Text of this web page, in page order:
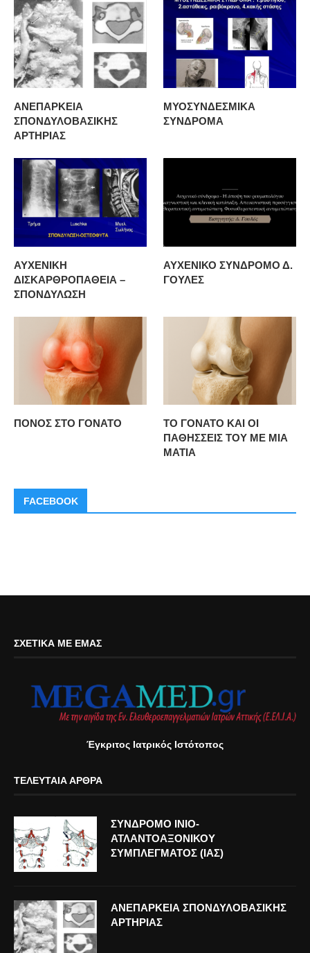
ΑΝΕΠΑΡΚΕΙΑ
ΣΠΟΝΔΥΛΟΒΑΣΙΚΗΣ
ΑΡΤΗΡΙΑΣ
ΜΥΟΣΥΝΔΕΣΜΙΚΑ
ΣΥΝΔΡΟΜΑ
ΑΥΧΕΝΙΚΗ
ΔΙΣΚΑΡΘΡΟΠΑΘΕΙΑ –
ΣΠΟΝΔΥΛΩΣΗ
ΑΥΧΕΝΙΚΟ ΣΥΝΔΡΟΜΟ Δ.
ΓΟΥΛΕΣ
ΠΟΝΟΣ ΣΤΟ ΓΟΝΑΤΟ
ΤΟ ΓΟΝΑΤΟ ΚΑΙ ΟΙ
ΠΑΘΗΣΣΕΙΣ ΤΟΥ ΜΕ ΜΙΑ
ΜΑΤΙΑ
FACEBOOK
ΣΧΕΤΙΚΆ ΜΕ ΕΜΆΣ
Έγκριτος Ιατρικός Ιστότοπος
ΤΕΛΕΥΤΑΊΑ ΆΡΘΡΑ
ΣΥΝΔΡΟΜΟ ΙΝΙΟ-
ΑΤΛΑΝΤΟΑΞΟΝΙΚΟΥ
ΣΥΜΠΛΕΓΜΑΤΟΣ (ΙΑΣ)
ΑΝΕΠΑΡΚΕΙΑ ΣΠΟΝΔΥΛΟΒΑΣΙΚΗΣ
ΑΡΤΗΡΙΑΣ